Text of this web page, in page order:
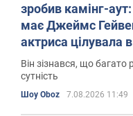
зробив камінг-
має Джеймс
актриса цілувала
"Оскарі"
Він зізнався, що
сутність
Шоу Oboz 7.08.2026 11:49